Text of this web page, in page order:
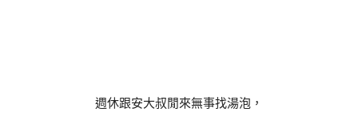
週休跟安大叔閒來無事找湯泡，